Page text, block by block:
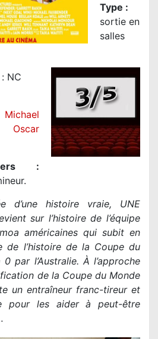
Type :
sortie en
salles
: NC
Michael
Oscar
:
d’une histoire vraie, UNE
sur l’histoire de l’équipe
américaines qui subit en
de l’histoire de la Coupe du
par l’Australie. À l’approche
de la Coupe du Monde
un entraîneur franc-tireur et
pour les aider à peut-être